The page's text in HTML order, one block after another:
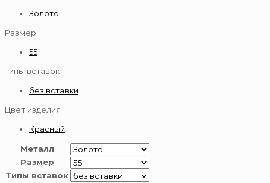
Золото
Размер
55
Типы вставок
без вставки
Цвет изделия
Красный
Металл
Размер
Типы вставок